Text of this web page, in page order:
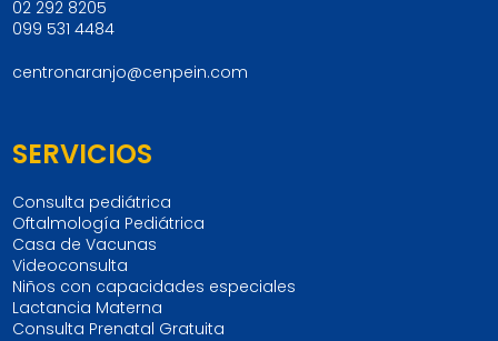
02 292 8205
099 531 4484
centronaranjo@cenpein.com
SERVICIOS
Consulta pediátrica
Oftalmología Pediátrica
Casa de Vacunas
Videoconsulta
Niños con capacidades especiales
Lactancia Materna
Consulta Prenatal Gratuita